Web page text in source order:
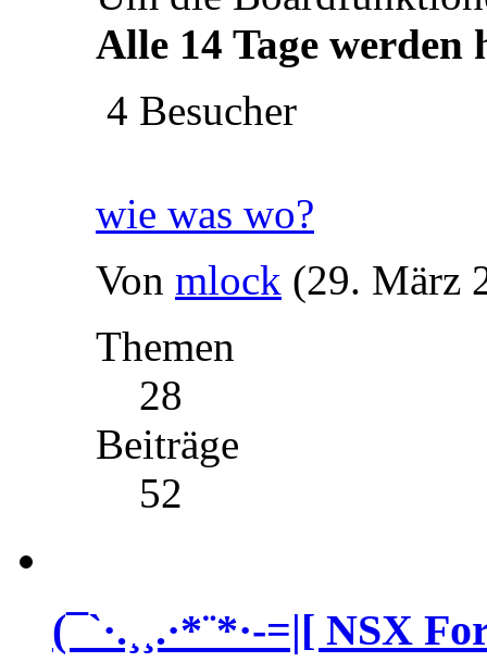
Alle 14 Tage werden
4 Besucher
wie was wo?
Von mlock (29. März
Themen
28
Beiträge
52
(¯`·.¸¸.·*¨*·-=|[ NSX